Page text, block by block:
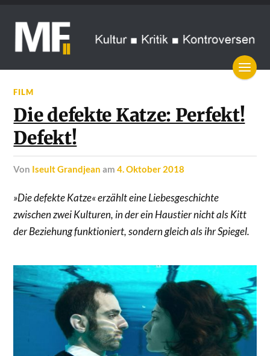
FILM
Die defekte Katze: Perfekt!
Defekt!
von Iseult Grandjean am4. Oktober 2018
»Die defekte Katze« erzählt eine Liebesgeschichte
zwischen zwei Kulturen, in der ein Haustier nicht als Kitt
der Beziehung funktioniert, sondern gleich als ihr Spiegel.